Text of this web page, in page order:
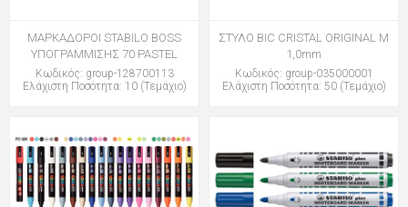
ΜΑΡΚΑΔΟΡΟΙ STABILO BOSS
ΥΠΟΓΡΑΜΜΙΣΗΣ 70 PASTEL
Κωδικός: group-128700113
Ελάχιστη Ποσότητα: 10 (Τεμάχιο)
ΣΤΥΛΟ BIC CRISTAL ORIGINAL M
1,0mm
Κωδικός: group-035000001
Ελάχιστη Ποσότητα: 50 (Τεμάχιο)